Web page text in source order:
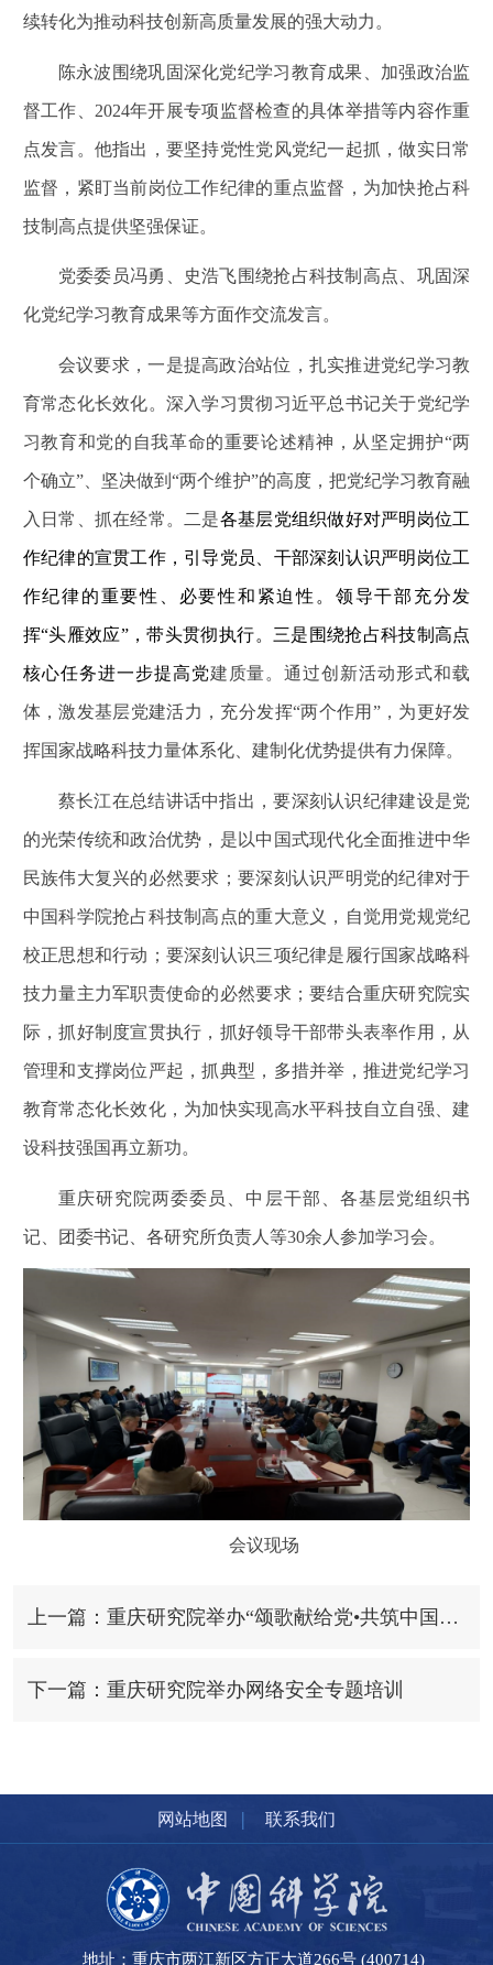
续转化为推动科技创新高质量发展的强大动力。
陈永波围绕巩固深化党纪学习教育成果、加强政治监
督工作、 2024年开展专项监督检查的具体举措等内容作重
点发言。他指出，要坚持党性党风党纪一起抓，做实日常
监督，紧盯当前岗位工作纪律的重点监督，为加快抢占科
技制高点提供坚强保证。
党委委员冯勇、史浩飞围绕抢占科技制高点、巩固深
化党纪学习教育成果等方面作交流发言。
会议要求，一是提高政治站位，扎实推进党纪学习教
育常态化长效化。深入学习贯彻习近平总书记关于党纪学
习教育和党的自我革命的重要论述精神，从坚定拥护“两
个确立”、坚决做到“两个维护”的高度，把党纪学习教育融
入日常、抓在经常。二是各基层党组织做好对严明岗位工
作纪律的宣贯工作，引导党员、干部深刻认识严明岗位工
作纪律的重要性、必要性和紧迫性。领导干部充分发
挥“头雁效应”，带头贯彻执行。三是围绕抢占科技制高点
核心任务进一步提高党建质量。通过创新活动形式和载
体，激发基层党建活力，充分发挥“两个作用 ”，为更好发
挥国家战略科技力量体系化、建制化优势提供有力保障。
蔡长江在总结讲话中指出，要深刻认识纪律建设是党
的光荣传统和政治优势，是以中国式现代化全面推进中华
民族伟大复兴的必然要求；要深刻认识严明党的纪律对于
中国科学院抢占科技制高点的重大意义，自觉用党规党纪
校正思想和行动；要深刻认识三项纪律是履行国家战略科
技力量主力军职责使命的必然要求；要结合重庆研究院实
际，抓好制度宣贯执行，抓好领导干部带头表率作用，从
管理和支撑岗位严起，抓典型，多措并举，推进党纪学习
教育常态化长效化，为加快实现高水平科技自立自强、建
设科技强国再立新功。
重庆研究院两委委员、中层干部、各基层党组织书
记、团委书记、各研究所负责人等30余人参加学习会。
会议现场
上一篇：重庆研究院举办“颂歌献给党•共筑中国梦”合唱比赛
下一篇：重庆研究院举办网络安全专题培训
网站地图 | 联系我们
地址：重庆市两江新区方正大道266号 (400714)